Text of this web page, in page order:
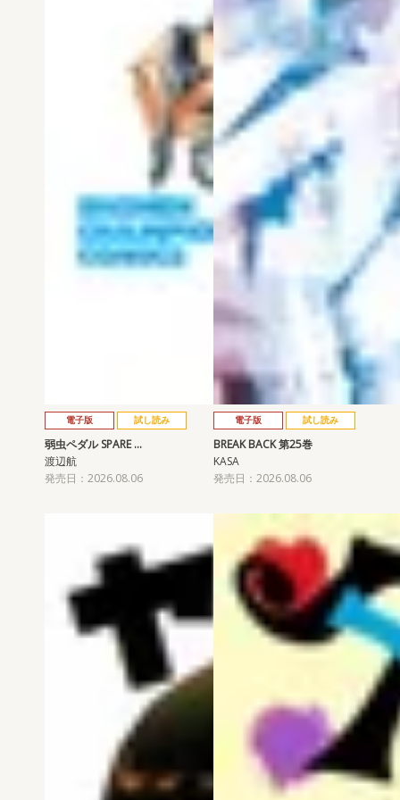
電子版 試し読み
弱虫ペダル SPARE …
渡辺航
発売日：2026.08.06
電子版 試し読み
BREAK BACK 第25巻
KASA
発売日：2026.08.06